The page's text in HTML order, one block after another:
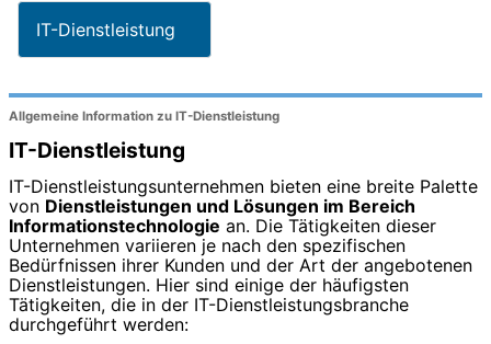
IT-Dienstleistung
Allgemeine Information zu IT-Dienstleistung
IT-Dienstleistung
IT-Dienstleistungsunternehmen bieten eine breite Palette
von Dienstleistungen und Lösungen im Bereich
Informationstechnologie an. Die Tätigkeiten dieser
Unternehmen variieren je nach den spezifischen
Bedürfnissen ihrer Kunden und der Art der angebotenen
Dienstleistungen. Hier sind einige der häufigsten
Tätigkeiten, die in der IT-Dienstleistungsbranche
durchgeführt werden: